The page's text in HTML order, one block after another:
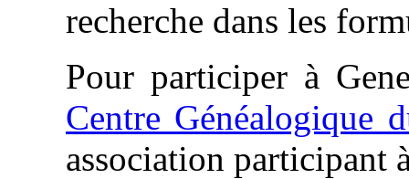
recherche dans les
Pour participer à
Centre Généalogique
association participant